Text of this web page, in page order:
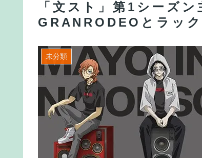
「文スト」第1シーズ
GRANRODEOとラッ
未分類